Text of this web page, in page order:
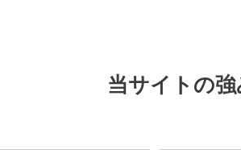
当サイトの強